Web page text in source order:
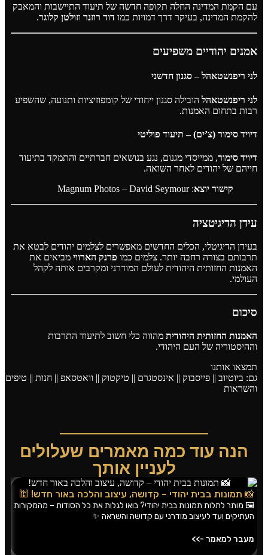
עם הקמת המדינה החלה תקופה חדשה של תיעוד התיישבות והמאבק
להקמת המדינה, בעיקר דרך דמויות כמו דוד רוזנר וזולטן קלוגר.
אמנים יהודיים משפיעים
לני ריפנשטאהל – סגנון חדשני
לני ריפנשטאהל הובילה סגנון ייחודי של קומפוזיציות ותנועה, שהשפיע
רבות בתחום האמנות.
דיויד סימור (צ’ים) – תיעוד פוליטי
דיויד סימור, ממייסדי מגנום, נגע בנושאים חברתיים והתמקד בתיעוד
חייהם של יהודים לאחר השואה.
קישור יוצא:
Magnum Photos – David Seymour
עידן הדיגיטציה
בעידן הדיגיטלי, הכלים החדשים מאפשרים לצלמים יהודים לבטא את
תרבותם בצורה רחבה יותר. צלמים כמו פרנק הארווי מביאים את
האמנות החזותית היהודית לעולם המודרני ומקרבים אותה לקהל
העולמי.
סיכום
האמנות החזותית היהודית מהווה כלי חשוב לתיעוד התרבות
וההיסטוריה של העם היהודי.
תמצאו אותנו
גם: ביוטיוב || פייסבוק || אינסטגרם || טיקטוק || וואטסאפ || חנות || טיפים
והשראות
הנה עוד כמה מאמרים שעלולים
לעניין אותך
📸 תמונות בבית יהודי – קדושה, עיצוב והלכה באור חדש! 🕍
🖼️ מותר לתלות תמונות בבית יהודי? בואו לגלות את כל הסודות – מהמקורות
העתיקים ועד לעיצוב מודרני עם קדושה והשראה ✨
מעבר למאמר ->>